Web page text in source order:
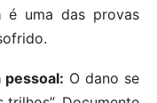
é uma das provas
pessoal: O dano se